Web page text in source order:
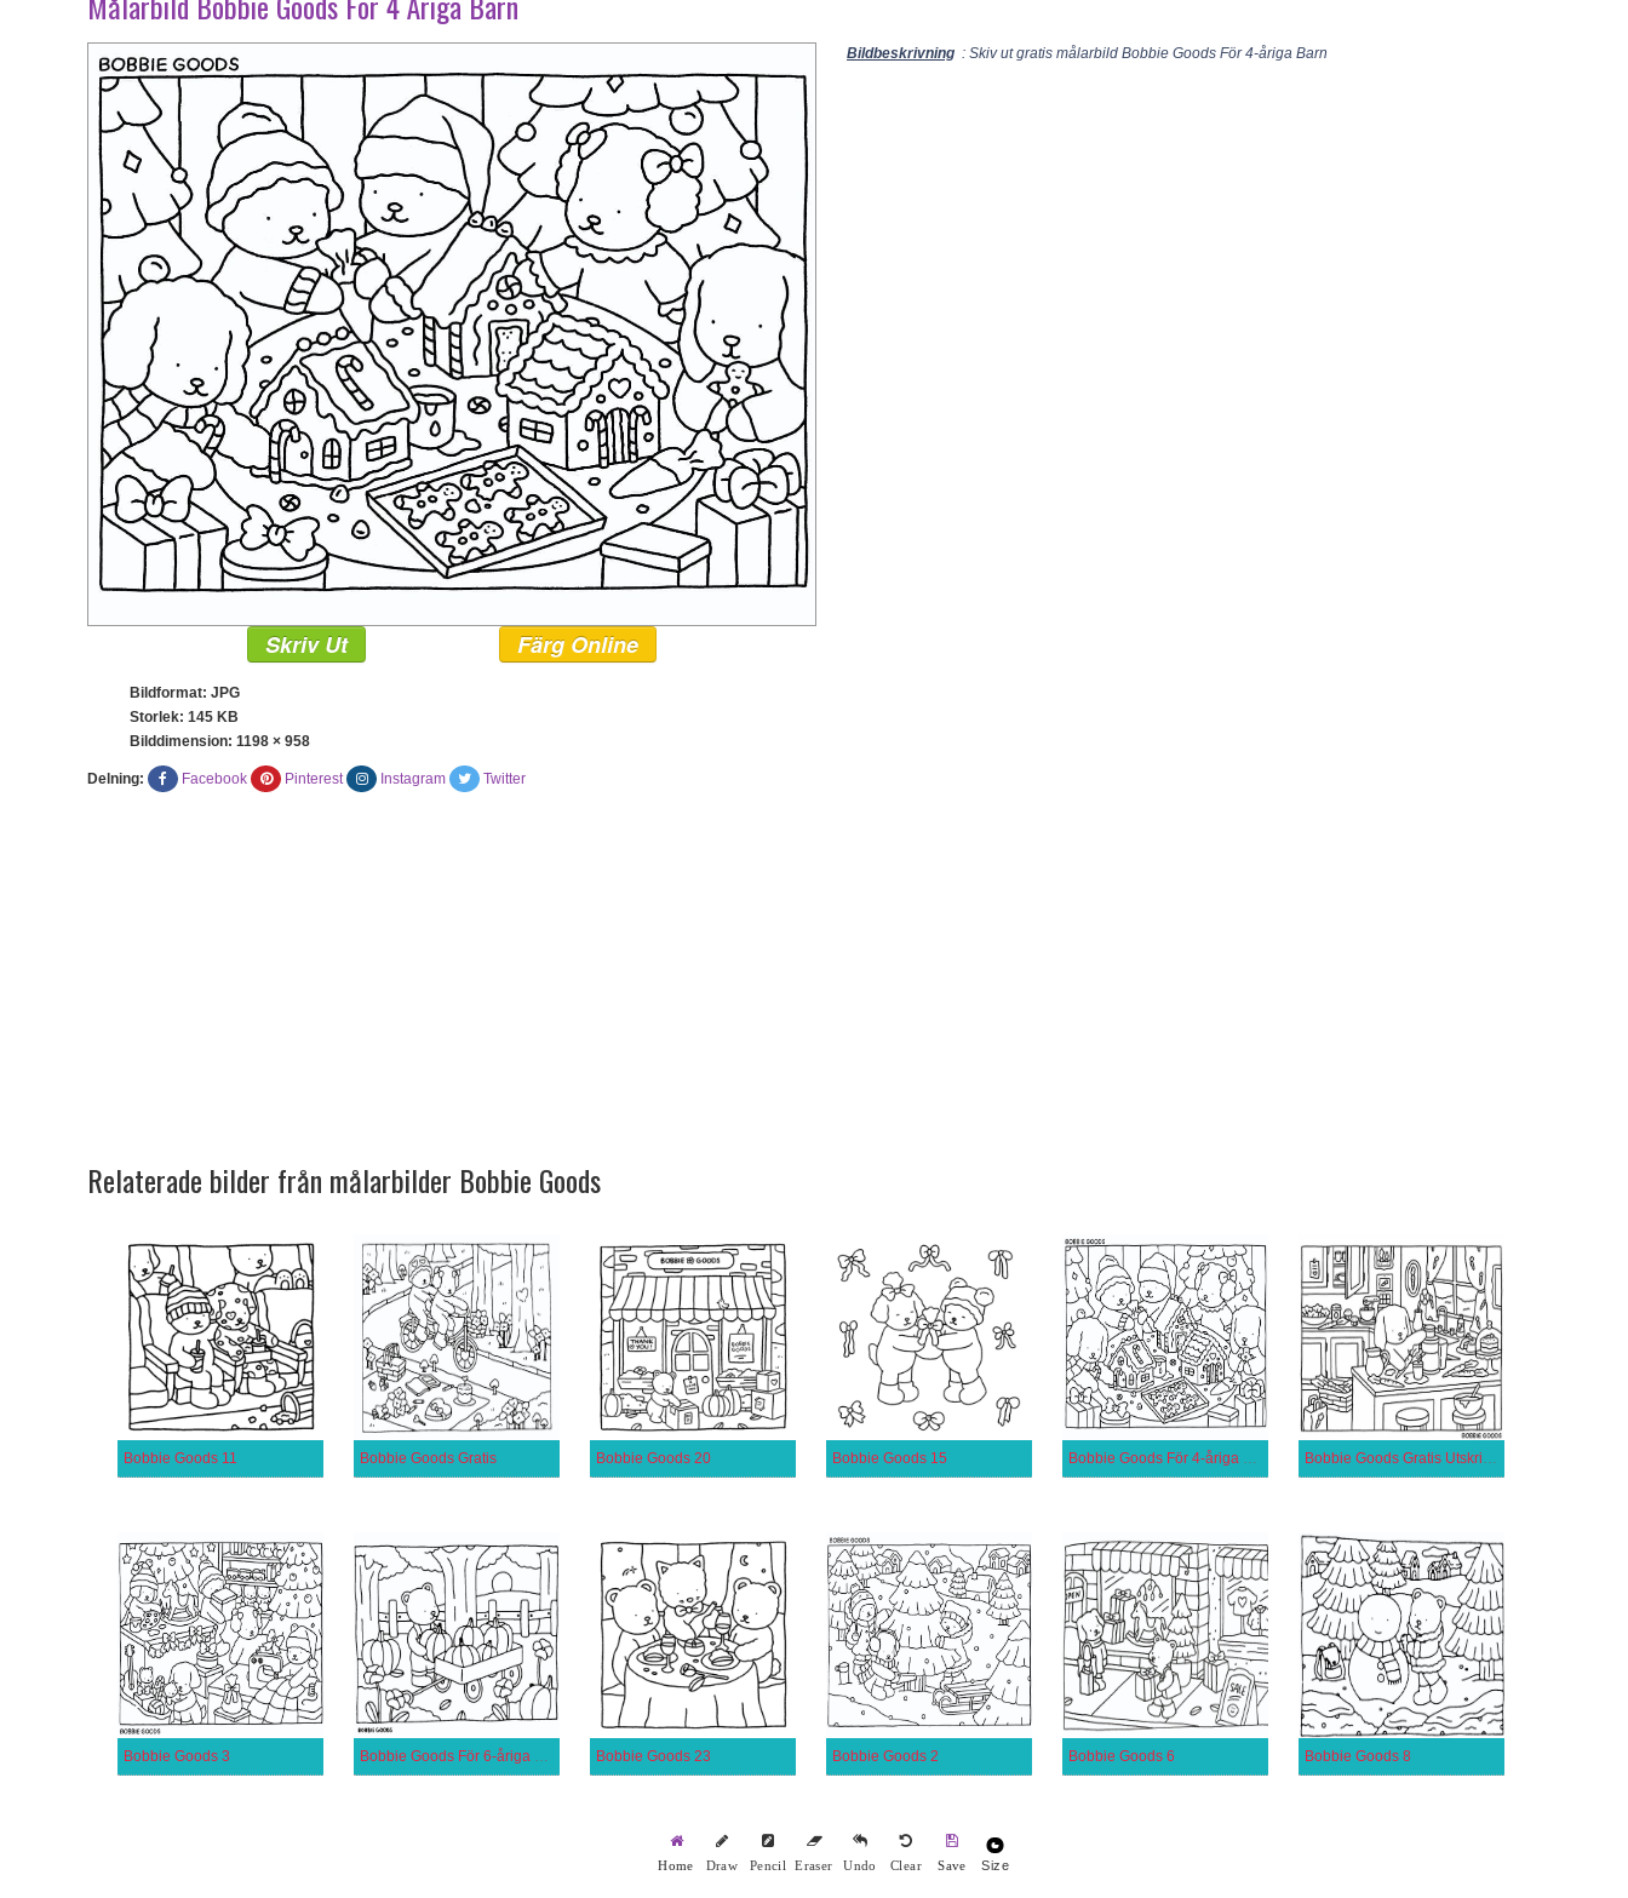
Bildbeskrivning : Skiv ut gratis målarbild Bobbie Goods För 4-åriga Barn
Skriv Ut Färg Online
Bildformat: JPG
Storlek: 145 KB
Bilddimension: 1198 × 958
Delning: Facebook Pinterest Instagram Twitter
Relaterade bilder från målarbilder Bobbie Goods
Bobbie Goods 11 Bobbie Goods Gratis Bobbie Goods 20 Bobbie Goods 15
Bobbie Goods 3 Bobbie Goods 23 Bobbie Goods 2 Bobbie Goods 6 Bobbie Goods 8
Home Draw Pencil Eraser Undo Clear Save Size